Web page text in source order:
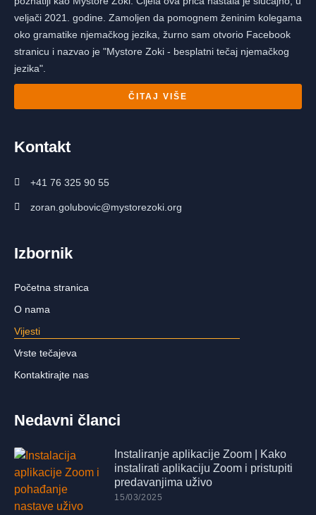
veljači 2021. godine. Zamoljen da pomognem ženinim kolegama
oko gramatike njemačkog jezika, žurno sam otvorio Facebook
stranicu i nazvao je "Mystore Zoki - besplatni tečaj njemačkog
jezika".
ČITAJ VIŠE
Kontakt
+41 76 325 90 55
zoran.golubovic@mystorezoki.org
Izbornik
Početna stranica
O nama
Vijesti
Vrste tečajeva
Kontaktirajte nas
Nedavni članci
Instaliranje aplikacije Zoom | Kako
instalirati aplikaciju Zoom i pristupiti
predavanjima uživo
15/03/2025